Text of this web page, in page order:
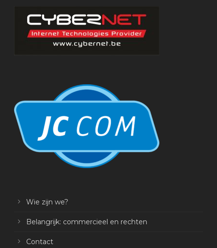
Wie zijn we?
Belangrijk: commercieel en rechten
Contact